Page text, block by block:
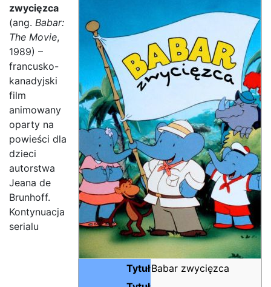
TytułBabar zwycięzca
zwycięzca
(ang. Babar:
The Movie,
1989) –
francusko-
kanadyjski
film
animowany
oparty na
powieści dla
dzieci
autorstwa
Jeana de
Brunhoff.
Kontynuacja
serialu